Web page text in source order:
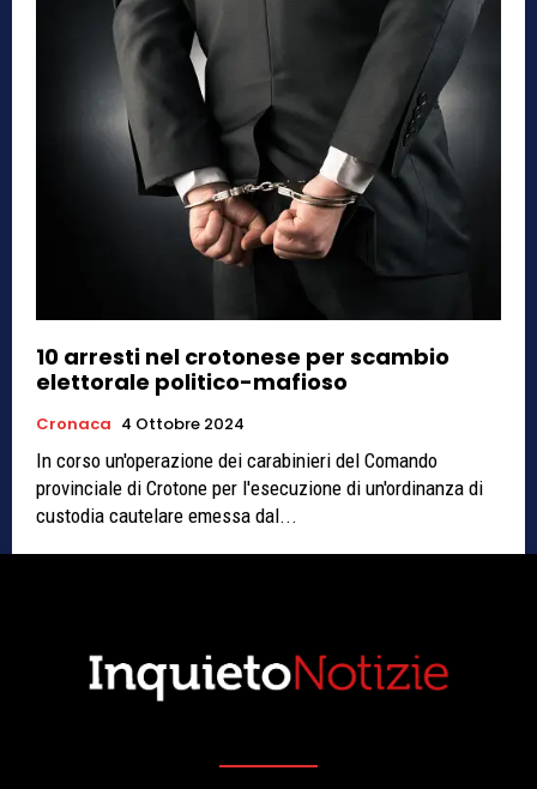
10 arresti nel crotonese per scambio
elettorale politico-mafioso
Cronaca 4 Ottobre 2024
In corso un'operazione dei carabinieri del Comando
provinciale di Crotone per l'esecuzione di un'ordinanza di
custodia cautelare emessa dal...